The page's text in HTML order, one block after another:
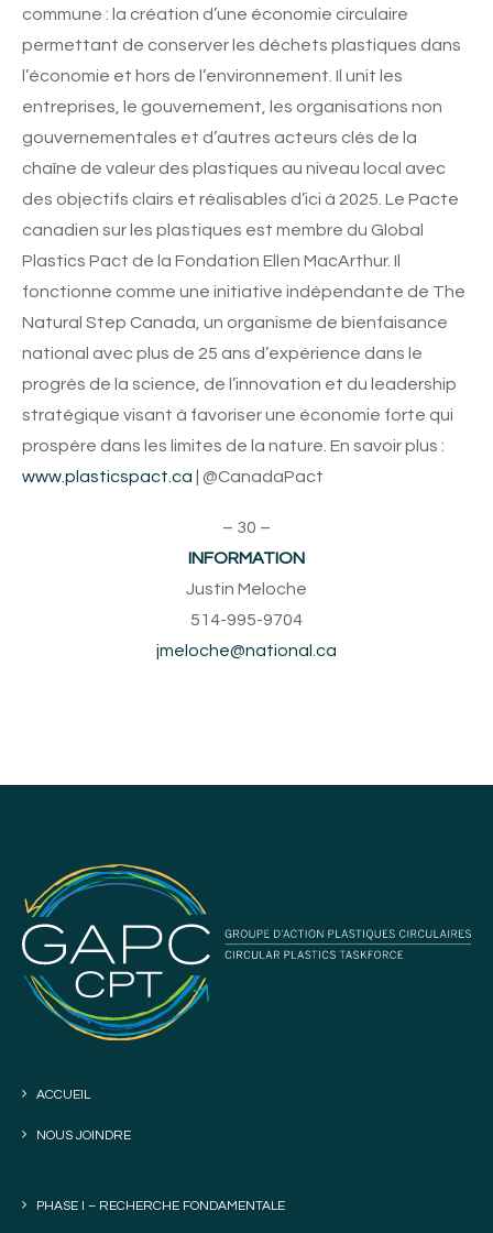
commune : la création d’une économie circulaire
permettant de conserver les déchets plastiques dans
l’économie et hors de l’environnement. Il unit les
entreprises, le gouvernement, les organisations non
gouvernementales et d’autres acteurs clés de la
chaîne de valeur des plastiques au niveau local avec
des objectifs clairs et réalisables d’ici à 2025. Le Pacte
canadien sur les plastiques est membre du Global
Plastics Pact de la Fondation Ellen MacArthur. Il
fonctionne comme une initiative indépendante de The
Natural Step Canada, un organisme de bienfaisance
national avec plus de 25 ans d’expérience dans le
progrès de la science, de l’innovation et du leadership
stratégique visant à favoriser une économie forte qui
prospère dans les limites de la nature. En savoir plus :
www.plasticspact.ca | @CanadaPact
– 30 –
INFORMATION
Justin Meloche
514-995-9704
jmeloche@national.ca
ACCUEIL
NOUS JOINDRE
PHASE I – RECHERCHE FONDAMENTALE